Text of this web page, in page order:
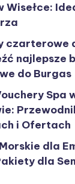
Wisełce:
czarterowe
najlepsze
do Burgas
Spa
i Ofertach
dla
dla